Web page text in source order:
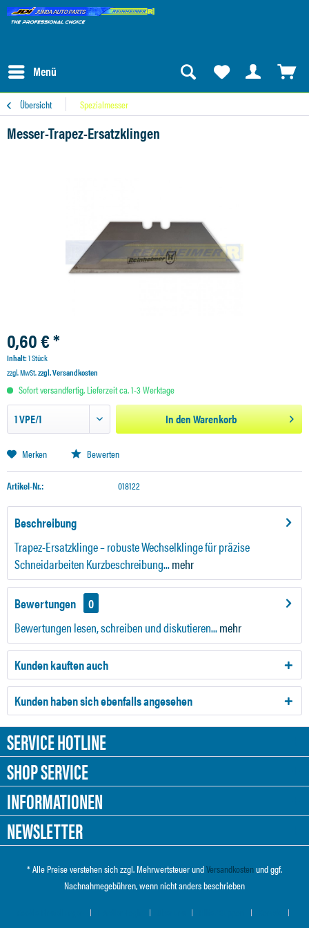
Menü
Übersicht Spezialmesser
Messer-Trapez-Ersatzklingen
0,60 € *
Inhalt:1 Stück
zzgl. MwSt.zzgl. Versandkosten
Sofort versandfertig, Lieferzeit ca. 1-3 Werktage
In denWarenkorb
Merken Bewerten
Artikel-Nr.: 018122
Beschreibung
Trapez-Ersatzklinge – robuste Wechselklinge für präzise
Schneidarbeiten Kurzbeschreibung...mehr
Bewertungen
0
Bewertungen lesen, schreiben und diskutieren...mehr
Kunden kauften auch
Kunden haben sich ebenfalls angesehen
SERVICE HOTLINE
SHOP SERVICE
INFORMATIONEN
NEWSLETTER
* Alle Preise verstehen sich zzgl. Mehrwertsteuer undVersandkostenund ggf.
Nachnahmegebühren, wenn nicht anders beschrieben